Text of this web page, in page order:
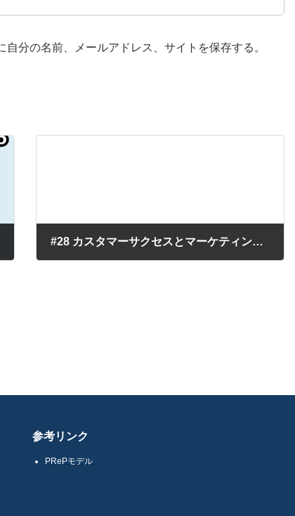
分の名前、メールアドレス、サイトを保存する。
#28 カスタマーサクセスとマーケティングはどう違うのか？（カスタマーサクセスってどんな職業？その3）
参考リンク
PRePモデル